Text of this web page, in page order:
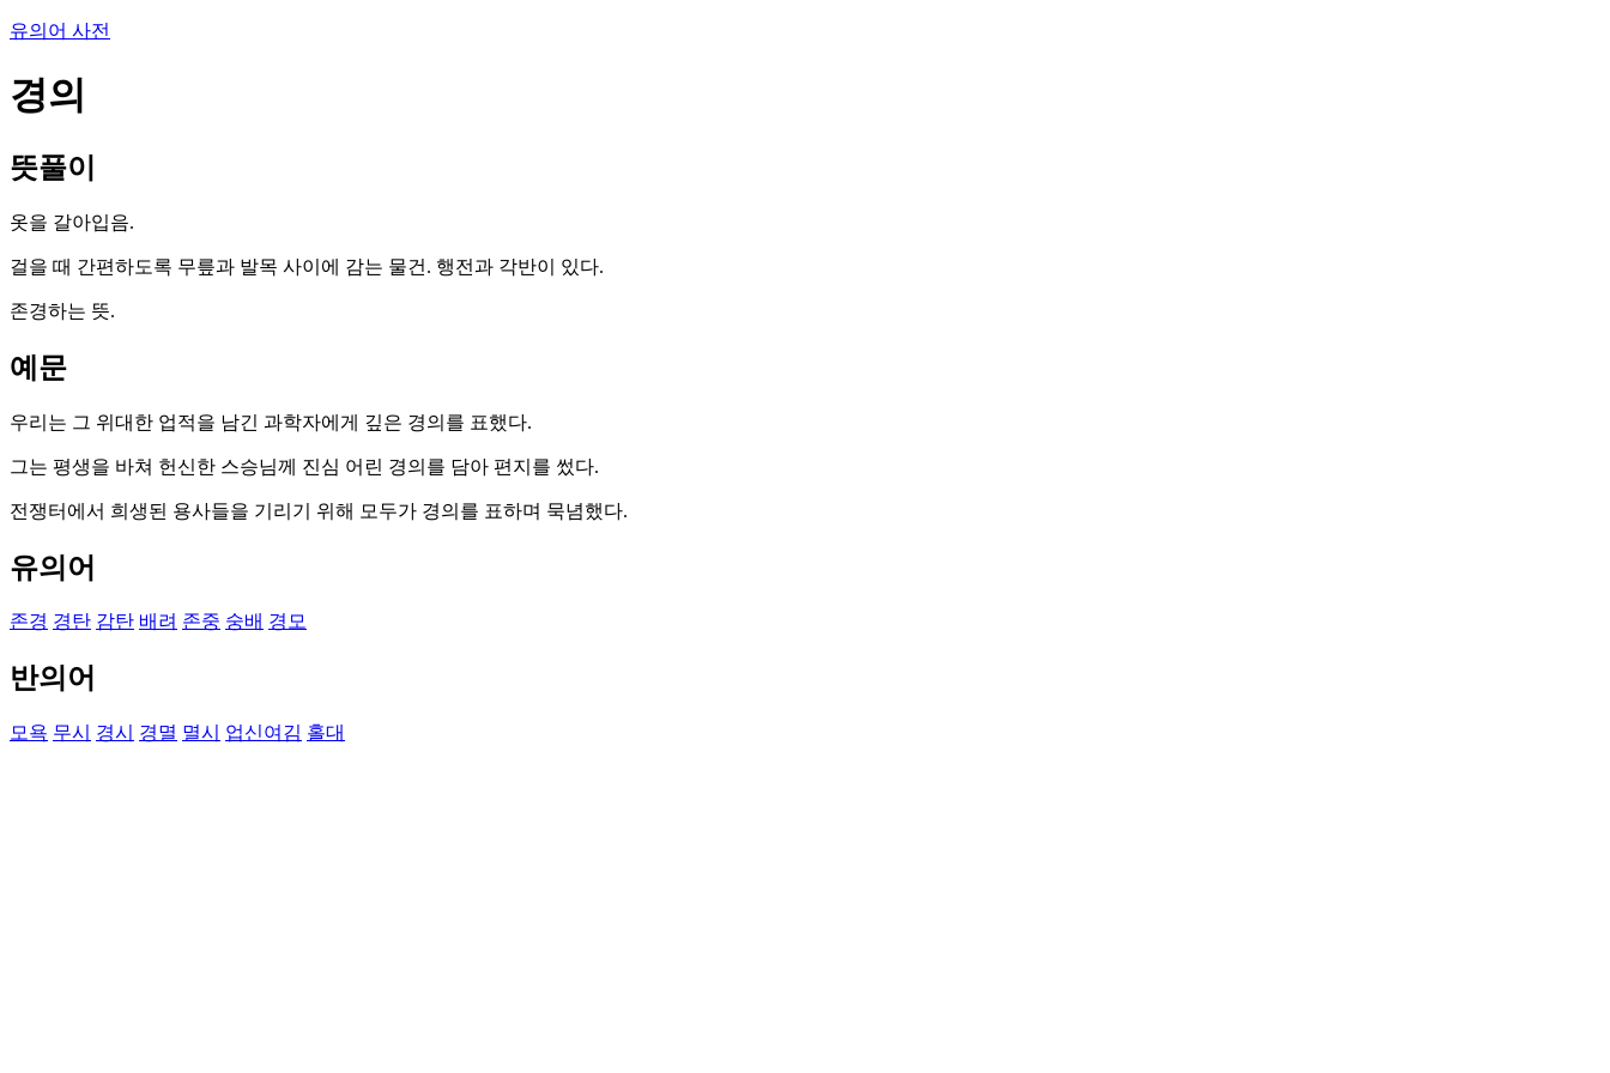
유의어 사전
경의
뜻풀이
옷을 갈아입음.
걸을 때 간편하도록 무릎과 발목 사이에 감는 물건. 행전과 각반이 있다.
존경하는 뜻.
예문
우리는 그 위대한 업적을 남긴 과학자에게 깊은 경의를 표했다.
그는 평생을 바쳐 헌신한 스승님께 진심 어린 경의를 담아 편지를 썼다.
전쟁터에서 희생된 용사들을 기리기 위해 모두가 경의를 표하며 묵념했다.
유의어
존경 경탄 감탄 배려 존중 숭배 경모
반의어
모욕 무시 경시 경멸 멸시 업신여김 홀대